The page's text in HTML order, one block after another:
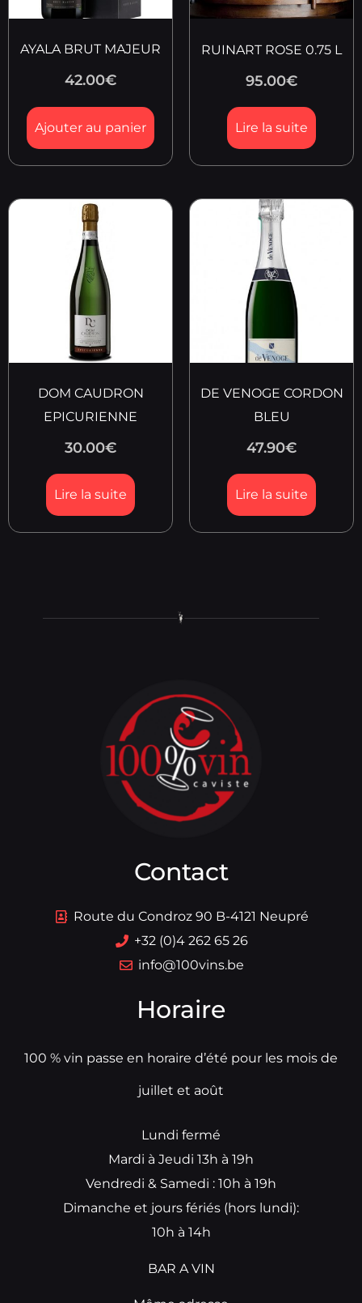
AYALA BRUT MAJEUR
42.00€
Ajouter au panier
RUINART ROSE 0.75 L
95.00€
Lire la suite
DOM CAUDRON
EPICURIENNE
30.00€
Lire la suite
DE VENOGE CORDON
BLEU
47.90€
Lire la suite
Contact
Route du Condroz 90 B-4121 Neupré
+32 (0)4 262 65 26
info@100vins.be
Horaire
100 % vin passe en horaire d’été pour les mois de
juillet et août
Lundi fermé
Mardi à Jeudi 13h à 19h
Vendredi & Samedi : 10h à 19h
Dimanche et jours fériés (hors lundi):
10h à 14h
BAR A VIN